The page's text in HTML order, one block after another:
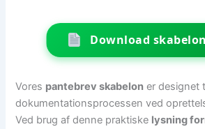
Download
Vores pantebrev skabelon er designet
dokumentationsprocessen ved
Ved brug af denne praktiske lysning